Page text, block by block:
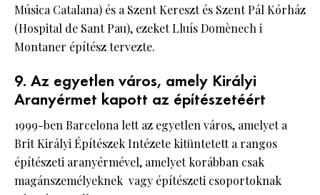
Música Catalana) és a Szent Kereszt és Szent Pál Kórház
(Hospital de Sant Pau), ezeket Lluís Domènech i
Montaner építész tervezte.
9. Az egyetlen város, amely Királyi
Aranyérmet kapott az építészetéért
1999-ben Barcelona lett az egyetlen város, amelyet a
Brit Királyi Építészek Intézete kitüntetett a rangos
építészeti aranyérmével, amelyet korábban csak
magánszemélyeknek vagy építészeti csoportoknak